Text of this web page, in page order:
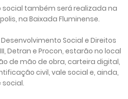
também será realizada na
na Baixada Fluminense.
Social e Direitos
Detran e Procon, estarão no local
de mão de obra, carteira digital,
civil, vale social e, ainda,